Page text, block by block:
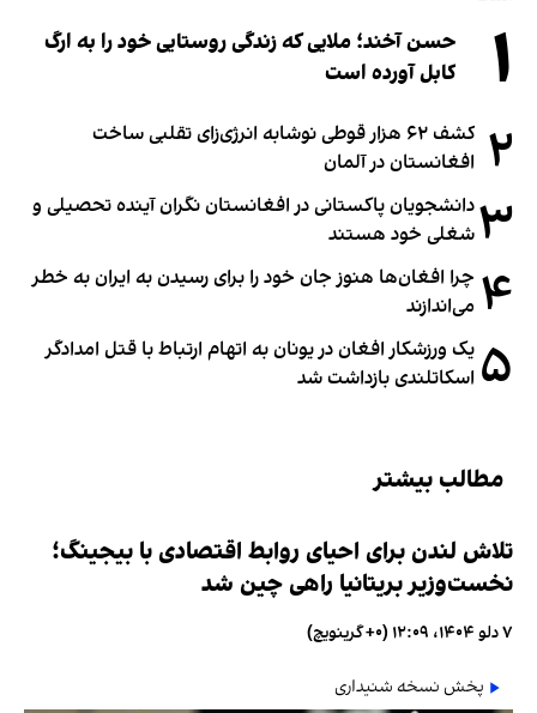
۱
حسن آخند؛ ملایی که زندگی روستایی خود را به ارگ
کابل آورده است
۲
کشف ۶۲ هزار قوطی نوشابه انرژی‌زای تقلبی ساخت
افغانستان در آلمان
۳دانشجویان پاکستانی در افغانستان نگران آینده تحصیلی و
شغلی خود هستند
۴ چرا افغان‌ها هنوز جان خود را برای رسیدن به ایران به خطر
می‌اندازند
۵ یک ورزشکار افغان در یونان به اتهام ارتباط با قتل امدادگر
اسکاتلندی بازداشت شد
مطالب بیشتر
تلاش لندن برای احیای روابط اقتصادی با بیجینگ؛
نخست‌وزیر بریتانیا راهی چین شد
۷ دلو ۱۴۰۴، ۱۲:۰۹ (‎+۰ گرینویچ)
پخش نسخه شنیداری